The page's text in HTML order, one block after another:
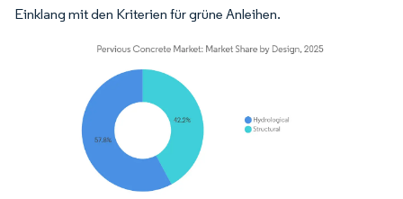
Einklang mit den Kriterien für grüne Anleihen.